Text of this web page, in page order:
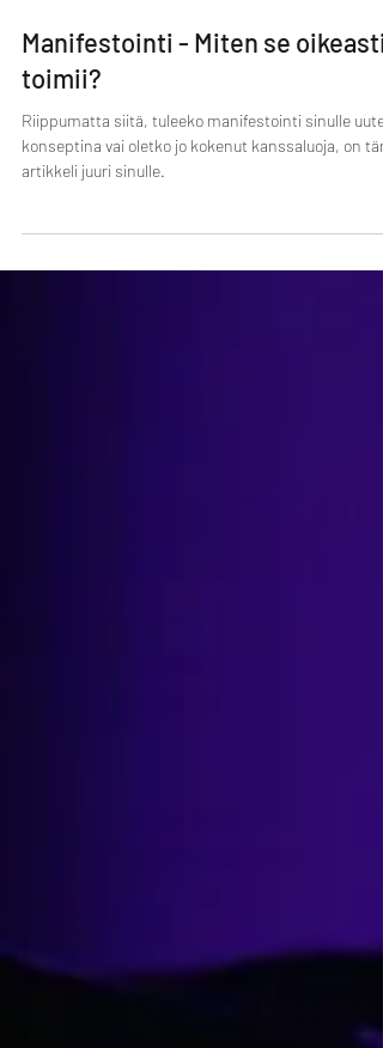
12.11.2021 2 min käytetty lukemiseen
Manifestointi - Miten se oikeasti
toimii?
artikkeli juuri sinulle.